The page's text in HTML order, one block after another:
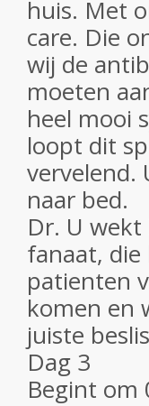
huis. Met
care. Die
wij de
moeten
heel mooi
loopt dit
vervelend.
naar bed.
Dr. U
fanaat, die
patienten
komen en
juiste
Dag 3
Begint om